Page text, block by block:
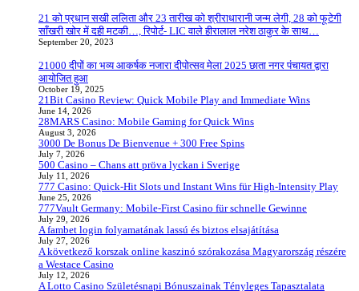
21 को प्रधान सखी ललिता और 23 तारीख को श्रीराधारानी जन्म लेगी, 28 को फूटेगी
साँखरी खोर में दही मटकी…, रिपोर्ट- LIC वाले हीरालाल नरेश ठाकुर के साथ…
September 20, 2023
21000 दीपों का भव्य आकर्षक नजारा दीपोत्सव मेला 2025 छाता नगर पंचायत द्वारा
आयोजित हुआ
October 19, 2025
21Bit Casino Review: Quick Mobile Play and Immediate Wins
June 14, 2026
28MARS Casino: Mobile Gaming for Quick Wins
August 3, 2026
3000 De Bonus De Bienvenue + 300 Free Spins
July 7, 2026
500 Casino – Chans att pröva lyckan i Sverige
July 11, 2026
777 Casino: Quick‑Hit Slots und Instant Wins für High‑Intensity Play
June 25, 2026
777Vault Germany: Mobile‑First Casino für schnelle Gewinne
July 29, 2026
A fambet login folyamatának lassú és biztos elsajátítása
July 27, 2026
A következő korszak online kaszinó szórakozása Magyarország részére
a Westace Casino
July 12, 2026
A Lotto Casino Születésnapi Bónuszainak Tényleges Tapasztalata